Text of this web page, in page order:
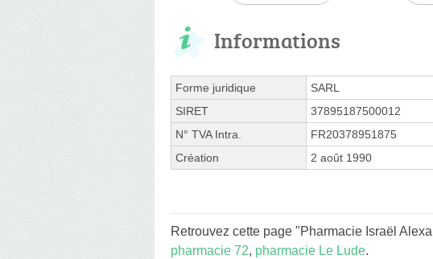
Informations
Forme juridique
SARL
SIRET
37895187500012
N° TVA Intra.
FR20378951875
Création
2 août 1990
Retrouvez cette page "Pharmacie Israël
pharmacie 72, pharmacie Le Lude.